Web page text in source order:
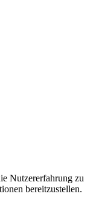
Nutzererfahrung zu
bereitzustellen.